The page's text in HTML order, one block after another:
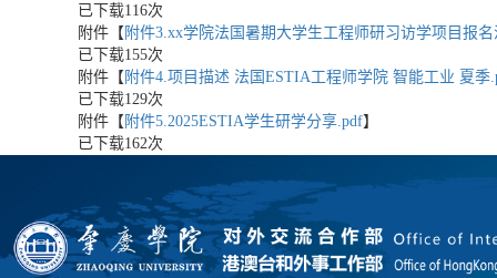
已下载116次
附件【 附件3.xx学院法国暑期大学生工程师研习访学项目报名
已下载155次
附件【 附件4.项目描述 法国ESTIA工程师学院 智能工业 夏季
已下载129次
附件【 附件5.2025ESTIA学生研学分享.pdf】
已下载162次